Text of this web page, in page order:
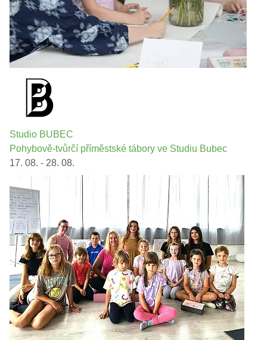
Studio BUBEC
Pohybově-tvůrčí příměstské tábory ve Studiu Bubec
17. 08. - 28. 08.